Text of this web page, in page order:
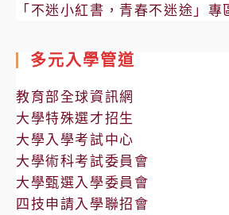
「不迷小紅書，青春不迷途」專
多元入學管道
教育部全球資訊網
大學特殊選才招生
大學入學考試中心
大學術科考試委員會
大學甄選入學委員會
四技申請入學聯招會